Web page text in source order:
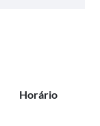
Horário